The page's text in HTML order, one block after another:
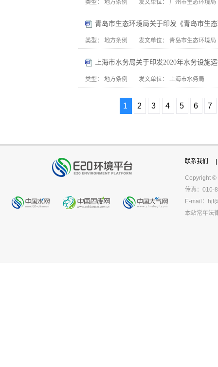
类型： 地方条例 发文单位： 广州市生态环境局
类型： 地方条例 发文单位： 青岛市生态环境局
上海市水务局关于印发2020年水务设施
类型： 地方条例 发文单位： 上海市水务局
1 2 3 4 5 6 7
联系我们 |
Copyright ©
传真：010-
E-mail：
本站常年法